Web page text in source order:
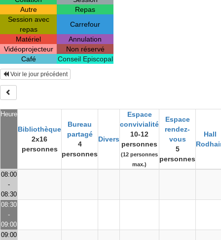
Autre
Repas
Session avec
repas
Carrefour
Matériel
Annulation
Vidéoprojecteur
Non réservé
Café
Conseil Episcopal
Heure
Bibliothèque
2x16
personnes
Bureau
partagé
4
personnes
Divers
Espace
convivialité
10-12
personnes
(12 personnes
max.)
Espace
rendez-
vous
5
personnes
Hall
Voir le jour précédent
08:00
-
08:30
08:30
-
09:00
09:00